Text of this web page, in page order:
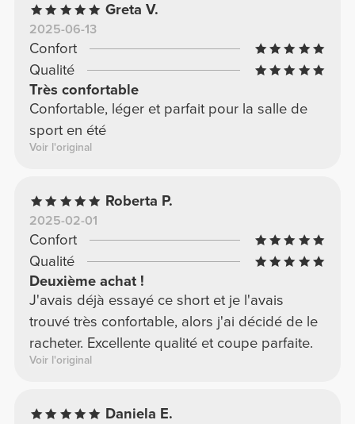
Greta V.
2025-06-13
Confort
Qualité
Très confortable
Confortable, léger et parfait pour la salle de
sport en été
Voir l'original
Roberta P.
2025-02-01
Confort
Qualité
Deuxième achat !
J'avais déjà essayé ce short et je l'avais
trouvé très confortable, alors j'ai décidé de le
racheter. Excellente qualité et coupe parfaite.
Voir l'original
Daniela E.